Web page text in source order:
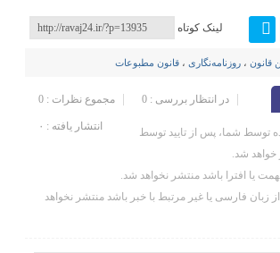
لینک کوتاه
قانون ،روزنامه‌نگاری ،قانون مطبوعات
مجموع نظرات : 0 در انتظار بررسی : 0
انتشار یافته : ۰
توسط شما، پس از تایید توسط
خواهد شد.
یا افترا باشد منتشر نخواهد شد.
زبان فارسی یا غیر مرتبط با خبر باشد منتشر نخواهد